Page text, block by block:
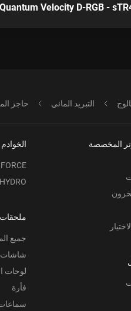
Velocity D-RGB -
التبريد المائي حاجز
المخصصة
الخوادم
ملحقات
جميع
شاشات
لوحات
فأرة